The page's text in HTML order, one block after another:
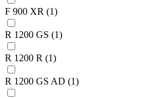
F 900 XR (1)
R 1200 GS (1)
R 1200 R (1)
R 1200 GS AD (1)